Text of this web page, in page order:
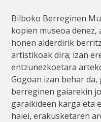
Bilboko Berreginen
kopien museoa
honen alderdirik
artistikoak dira; izan
entzunezkoetara
Gogoan izan behar
berreginen gaiarekin
garaikideen karga eta
haiei, erakusketaren